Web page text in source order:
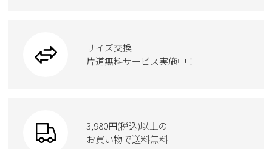
ウェア
moz
ブーツ
Parade
new balance
トートバッグサイズ交換
片道無料サービス実施中！
3,980円(税込)以上の
お買い物で送料無料